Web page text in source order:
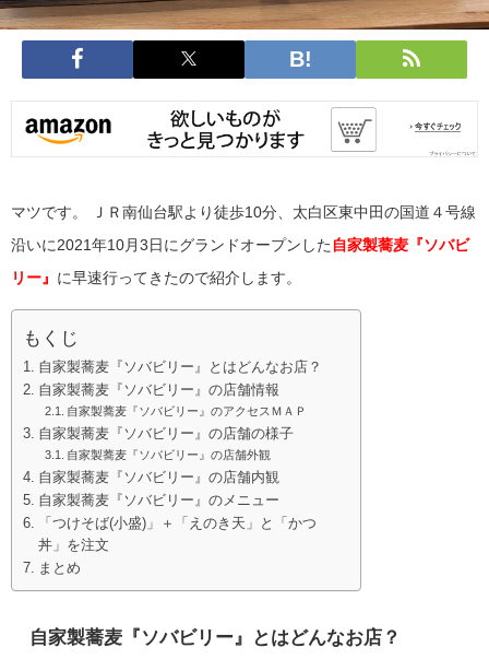
マツです。 ＪＲ南仙台駅より徒歩10分、太白区東中田の国道４号線
沿いに2021年10月3日にグランドオープンした 自家製蕎麦 『ソバビ
リー 』 に早速行ってきたので紹介します。
もくじ
自家製蕎麦『ソバビリー』とはどんなお店？
自家製蕎麦『ソバビリー』の店舗情報
自家製蕎麦『ソバビリー』のアクセスＭＡＰ
自家製蕎麦『ソバビリー』の店舗の様子
自家製蕎麦『ソバビリー』の店舗外観
自家製蕎麦『ソバビリー』の店舗内観
自家製蕎麦『ソバビリー』のメニュー
「つけそば(小盛)」＋「えのき天」と「かつ
丼」を注文
まとめ
自家製蕎麦『ソバビリー』とはどんなお店？